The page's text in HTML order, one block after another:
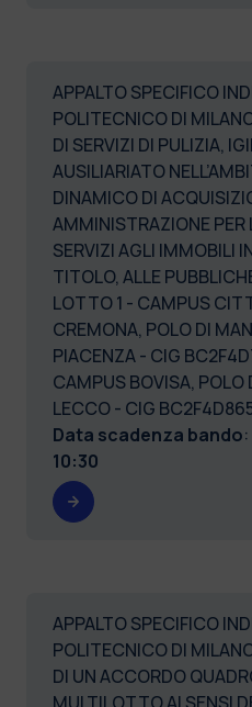
APPALTO SPECIFICO
POLITECNICO DI
DI SERVIZI DI PULIZIA,
AUSILIARIATO
DINAMICO DI
AMMINISTRAZIONE PER
SERVIZI AGLI IMMOBILI
TITOLO, ALLE
LOTTO 1 - CAMPUS
CREMONA, POLO DI
PIACENZA - CIG
CAMPUS BOVISA, POLO
LECCO - CIG
Data scadenza bando:
10:30
APPALTO SPECIFICO
POLITECNICO DI
DI UN ACCORDO